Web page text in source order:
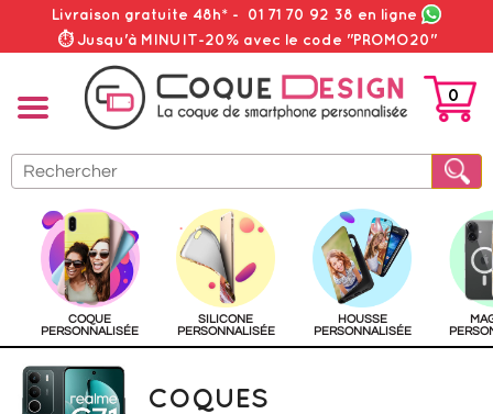
Livraison gratuite 48h* - 01 71 70 92 38 en ligne
⏱ Jusqu'à MINUIT-20% avec le code "PROMO20"
PANIER
0
COQUE
PERSONNALISÉE
SILICONE
PERSONNALISÉE
HOUSSE
PERSONNALISÉE
COQUES